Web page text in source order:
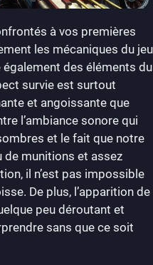
à vos premières
les mécaniques du jeu
également des éléments du
survie est surtout
et angoissante que
l’ambiance sonore qui
et le fait que notre
de munitions et assez
il n’est pas impossible
De plus, l’apparition de
peu déroutant et
sans que ce soit